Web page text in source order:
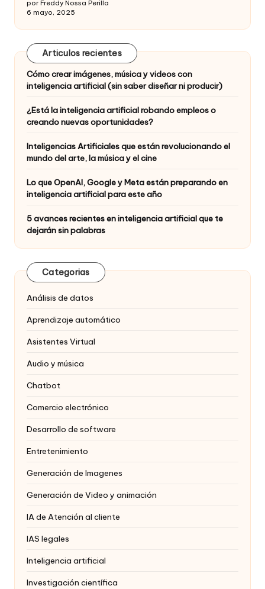
por Freddy Nossa Perilla
6 mayo, 2025
Articulos recientes
Cómo crear imágenes, música y videos con
inteligencia artificial (sin saber diseñar ni producir)
¿Está la inteligencia artificial robando empleos o
creando nuevas oportunidades?
Inteligencias Artificiales que están revolucionando el
mundo del arte, la música y el cine
Lo que OpenAI, Google y Meta están preparando en
inteligencia artificial para este año
5 avances recientes en inteligencia artificial que te
dejarán sin palabras
Categorias
Análisis de datos
Aprendizaje automático
Asistentes Virtual
Audio y música
Chatbot
Comercio electrónico
Desarrollo de software
Entretenimiento
Generación de Imagenes
Generación de Video y animación
IA de Atención al cliente
IAS legales
Inteligencia artificial
Investigación científica